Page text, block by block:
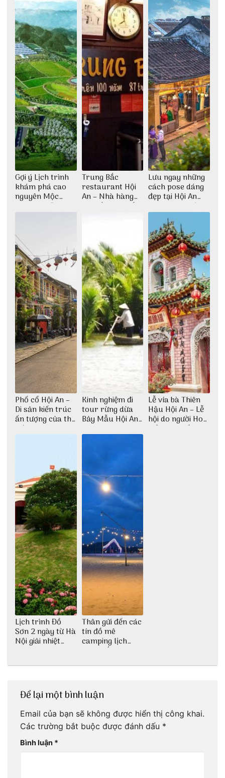
Gợi ý Lịch trình
khám phá cao
nguyên Mộc
Châu 2N1Đ cực
chi tiết
Trung Bắc
restaurant Hội
An – Nhà hàng
cao lầu có thiết
Lưu ngay những
cách pose dáng
đẹp tại Hội An
cho dân nghiện
sống ảo
Phố cổ Hội An –
Di sản kiến trúc
ấn tượng của thế
giới
Kinh nghiệm đi
tour rừng dừa
Bảy Mẫu Hội An
Lễ vía bà Thiên
Hậu Hội An – Lễ
hội do người Hoa
kiều sinh sống ở
Lịch trình Đồ
Sơn 2 ngày từ Hà
Nội giải nhiệt
Thân gửi đến các
tín đồ mê
camping lịch
trình cắm trại
Để lại một bình luận
Email của bạn sẽ không được hiển thị công khai.
Các trường bắt buộc được đánh dấu *
Bình luận *